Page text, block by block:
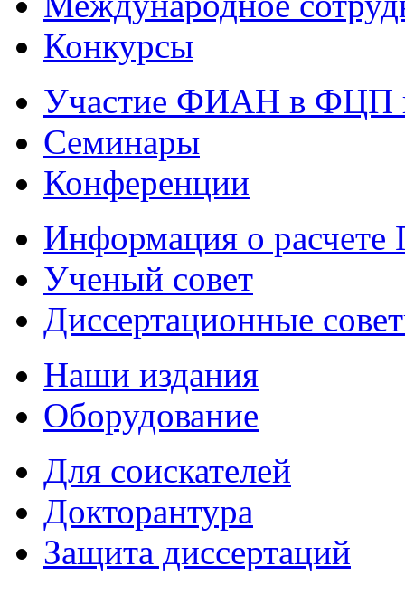
Конкурсы
Участие ФИАН в ФЦП
Семинары
Конференции
Информация о
Ученый совет
Диссертационные
Наши издания
Оборудование
Для соискателей
Докторантура
Защита диссертаций